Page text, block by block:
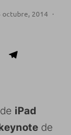
octubre, 2014 ·
de iPad
de